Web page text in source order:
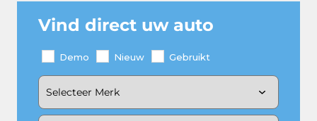
Vind direct uw auto
Demo Nieuw Gebruikt